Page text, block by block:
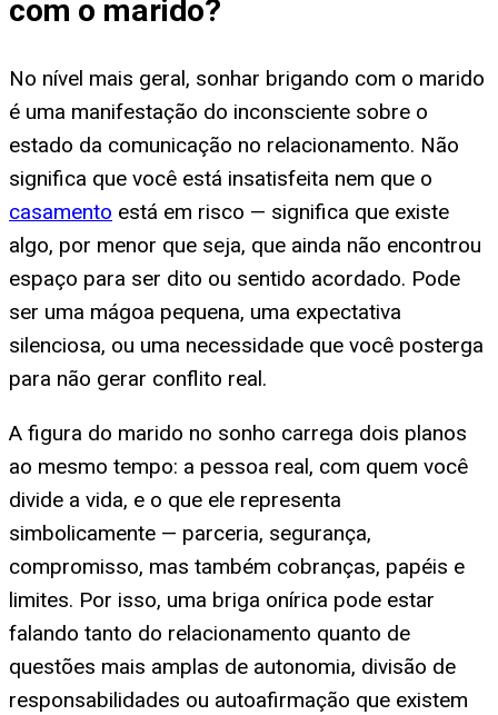
com o marido?
No nível mais geral, sonhar brigando com o marido
é uma manifestação do inconsciente sobre o
estado da comunicação no relacionamento. Não
significa que você está insatisfeita nem que o
casamento está em risco — significa que existe
algo, por menor que seja, que ainda não encontrou
espaço para ser dito ou sentido acordado. Pode
ser uma mágoa pequena, uma expectativa
silenciosa, ou uma necessidade que você posterga
para não gerar conflito real.
A figura do marido no sonho carrega dois planos
ao mesmo tempo: a pessoa real, com quem você
divide a vida, e o que ele representa
simbolicamente — parceria, segurança,
compromisso, mas também cobranças, papéis e
limites. Por isso, uma briga onírica pode estar
falando tanto do relacionamento quanto de
questões mais amplas de autonomia, divisão de
responsabilidades ou autoafirmação que existem